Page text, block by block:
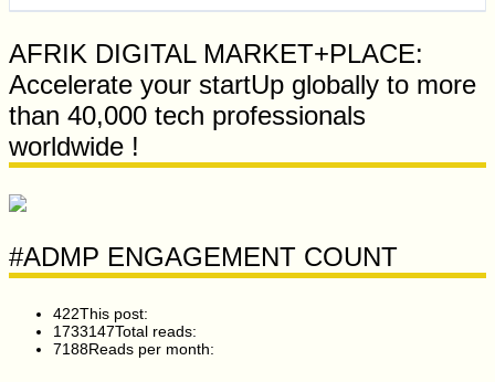
AFRIK DIGITAL MARKET+PLACE:
Accelerate your startUp globally to more
than 40,000 tech professionals
worldwide !
#ADMP ENGAGEMENT COUNT
422This post:
1733147Total reads:
7188Reads per month: